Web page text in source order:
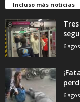
Incluso más noticias
6
6